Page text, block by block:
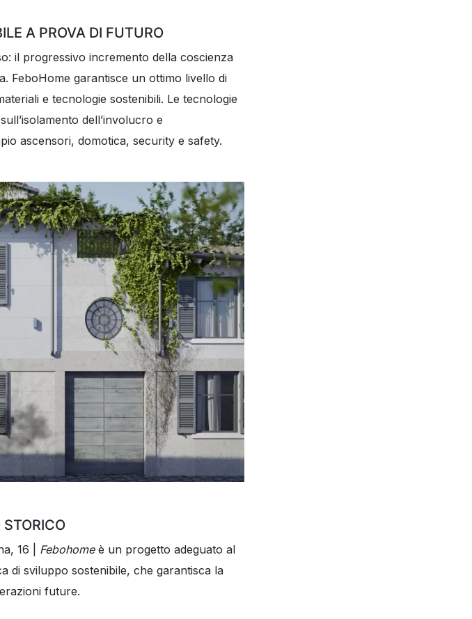
A PROVA DI FUTURO
il progressivo incremento della coscienza
FeboHome garantisce un ottimo livello di
e tecnologie sostenibili. Le tecnologie
dell’involucro e
ascensori, domotica, security e safety.
16 | Febohomeè un progetto adeguato al
di sviluppo sostenibile, che garantisca la
future.